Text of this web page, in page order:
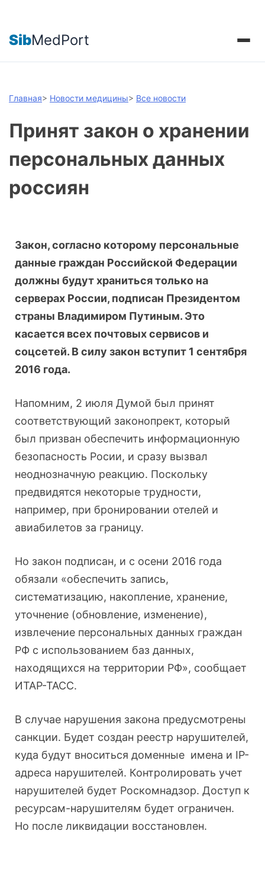
SibMedPort
Главная> Новости медицины> Все новости
Принят закон о хранении
персональных данных
россиян
Закон, согласно которому персональные
данные граждан Российской Федерации
должны будут храниться только на
серверах России, подписан Президентом
страны Владимиром Путиным. Это
касается всех почтовых сервисов и
соцсетей. В силу закон вступит 1 сентября
2016 года.
Напомним, 2 июля Думой был принят
соответствующий законопрект, который
был призван обеспечить информационную
безопасность Росии, и сразу вызвал
неоднозначную реакцию. Поскольку
предвидятся некоторые трудности,
например, при бронировании отелей и
авиабилетов за границу.
Но закон подписан, и с осени 2016 года
обязали «обеспечить запись,
систематизацию, накопление, хранение,
уточнение (обновление, изменение),
извлечение персональных данных граждан
РФ с использованием баз данных,
находящихся на территории РФ», сообщает
ИТАР-ТАСС.
В случае нарушения закона предусмотрены
санкции. Будет создан реестр нарушителей,
куда будут вноситься доменные имена и IP-
адреса нарушителей. Контролировать учет
нарушителей будет Роскомнадзор. Доступ к
ресурсам-нарушителям будет ограничен.
Но после ликвидации восстановлен.